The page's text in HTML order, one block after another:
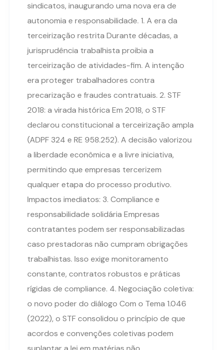
sindicatos, inaugurando uma nova era de
autonomia e responsabilidade. 1. A era da
terceirização restrita Durante décadas, a
jurisprudência trabalhista proibia a
terceirização de atividades-fim. A intenção
era proteger trabalhadores contra
precarização e fraudes contratuais. 2. STF
2018: a virada histórica Em 2018, o STF
declarou constitucional a terceirização ampla
(ADPF 324 e RE 958.252). A decisão valorizou
a liberdade econômica e a livre iniciativa,
permitindo que empresas tercerizem
qualquer etapa do processo produtivo.
Impactos imediatos: 3. Compliance e
responsabilidade solidária Empresas
contratantes podem ser responsabilizadas
caso prestadoras não cumpram obrigações
trabalhistas. Isso exige monitoramento
constante, contratos robustos e práticas
rígidas de compliance. 4. Negociação coletiva:
o novo poder do diálogo Com o Tema 1.046
(2022), o STF consolidou o princípio de que
acordos e convenções coletivas podem